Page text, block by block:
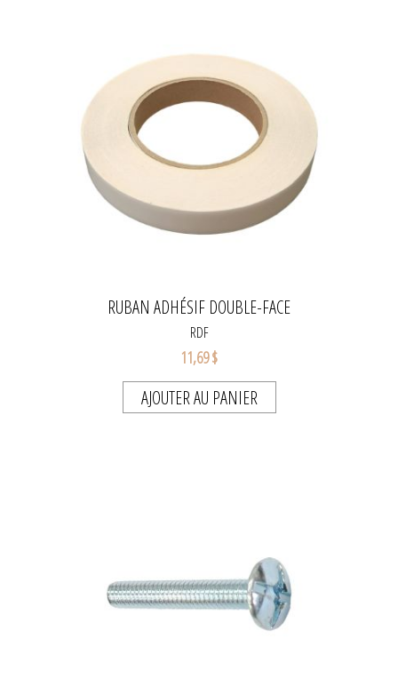
RUBAN ADHÉSIF DOUBLE-FACE
RDF
11,69 $
AJOUTER AU PANIER